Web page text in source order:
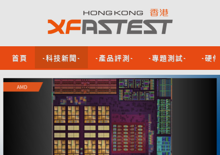
首頁 -科技新聞- -產品評測- -專題測試- -硬